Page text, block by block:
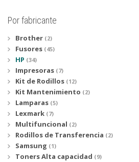
Por fabricante
Brother (2)
Fusores (45)
HP (34)
Impresoras (7)
Kit de Rodillos (12)
Kit Mantenimiento (2)
Lamparas (5)
Lexmark (7)
Multifuncional (2)
Rodillos de Transferencia (2)
Samsung (1)
Toners Alta capacidad (9)